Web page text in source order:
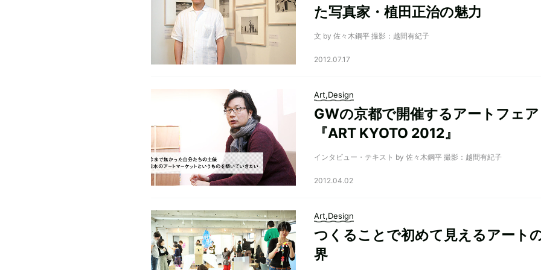
た写真家・植田正治の魅力
文 by 佐々木鋼平 撮影：越間有紀子
2012.07.17
Art,Design
GWの京都で開催するアートフェア
『ART KYOTO 2012』
インタビュー・テキスト by 佐々木鋼平 撮影：越間有紀子
2012.04.02
Art,Design
つくることで初めて見えるアート
界